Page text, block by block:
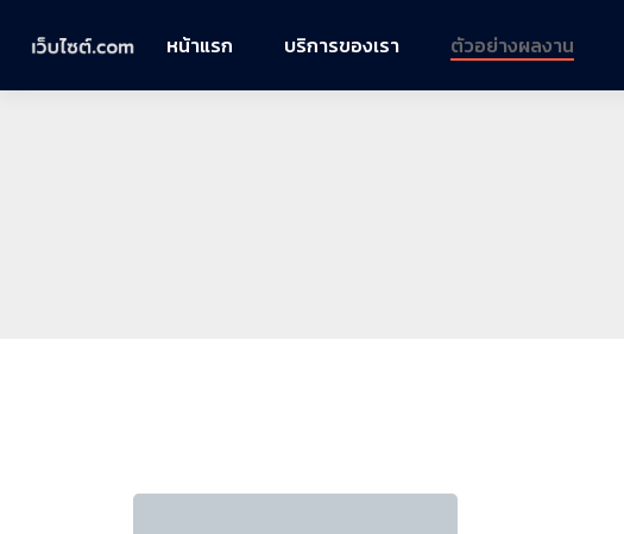
หน้าแรก บริการของเรา ตัวอย่างผลงาน